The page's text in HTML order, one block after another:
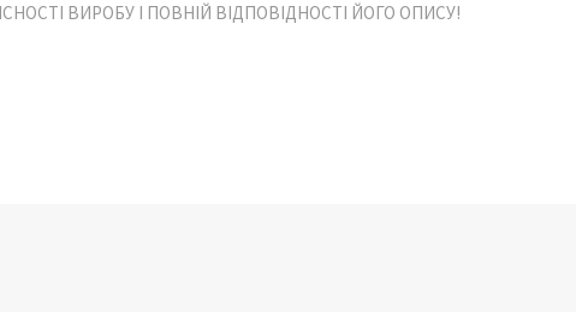
ВИРОБУ І ПОВНІЙ ВІДПОВІДНОСТІ ЙОГО ОПИСУ!